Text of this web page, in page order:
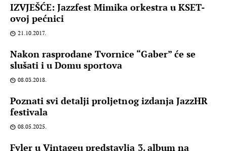
IZVJEŠĆE: Jazzfest Mimika orkestra u KSET-
ovoj pećnici
21.10.2017.
Nakon rasprodane Tvornice “Gaber” će se
slušati i u Domu sportova
08.03.2018.
Poznati svi detalji proljetnog izdanja JazzHR
festivala
08.05.2025.
Fyler u Vintageu predstavlja 3. album na